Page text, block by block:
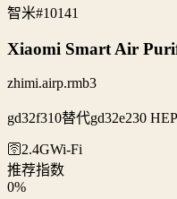
智米#10141
Xiaomi Smart Air
zhimi.airp.rmb3
gd32f310替代gd32e230
🛜2.4GWi‑Fi
推荐指数
0%